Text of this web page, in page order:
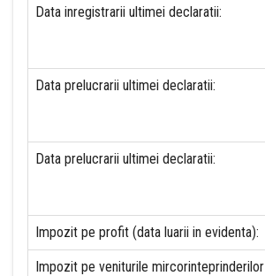
Data inregistrarii ultimei declaratii:
Data prelucrarii ultimei declaratii:
Data prelucrarii ultimei declaratii:
Impozit pe profit (data luarii in evidenta):
Impozit pe veniturile mircorinteprinderilor